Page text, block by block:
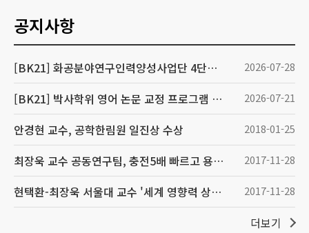
공지사항
[BK21] 화공분야연구인력양성사업단 4단계 BK21 신진연구인력(박사후연구원) 채용 공고 2026-07-28
[BK21] 박사학위 영어 논문 교정 프로그램 안내 (~7/28/화 18:00) 2026-07-21
안경현 교수, 공학한림원 일진상 수상 2018-01-25
최장욱 교수 공동연구팀, 충전5배 빠르고 용량 45%up, '그래핀 볼'개발 2017-11-28
현택환-최장욱 서울대 교수 '세계 영향력 상위 1%'에 뽑혀 2017-11-28
더보기